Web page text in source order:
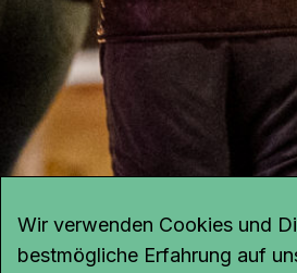
Wir verwenden Cookies und
bestmögliche Erfahrung auf